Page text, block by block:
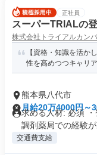
正社員
スーパーTRIALの
株式会社トライアルカン
【資格・知識を活か
性を⾼めつつキャリ
熊本県八代市
月給20万4000円～
求める人材: 必須
調剤薬局での経験が
交通費支給